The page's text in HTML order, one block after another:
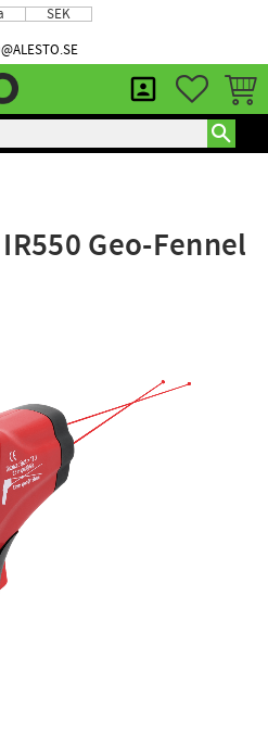
SEK
Geo-Fennel